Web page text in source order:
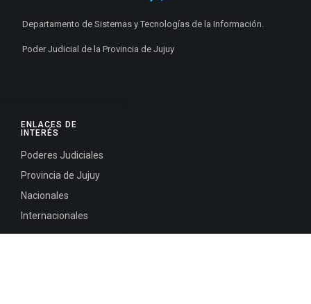
ENLACES DE
INTERÉS
Poderes Judiciales
Provincia de Jujuy
Nacionales
Internacionales
Departamento de Sistemas y Tecnologías de la Información.
Poder Judicial de la Provincia de Jujuy